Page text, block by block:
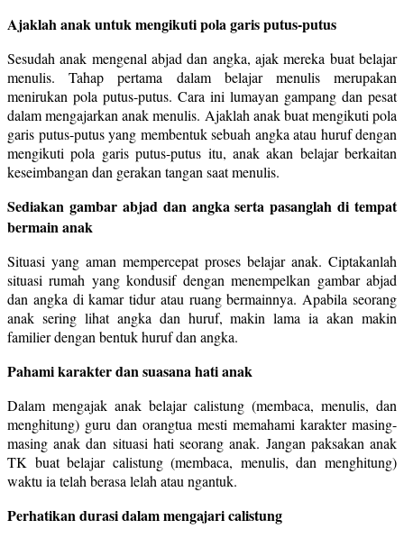
Ajaklah anak untuk mengikuti pola garis putus-putus
Sesudah anak mengenal abjad dan angka, ajak mereka buat belajar
menulis. Tahap pertama dalam belajar menulis merupakan
menirukan pola putus-putus. Cara ini lumayan gampang dan pesat
dalam mengajarkan anak menulis. Ajaklah anak buat mengikuti pola
garis putus-putus yang membentuk sebuah angka atau huruf dengan
mengikuti pola garis putus-putus itu, anak akan belajar berkaitan
keseimbangan dan gerakan tangan saat menulis.
Sediakan gambar abjad dan angka serta pasanglah di tempat
bermain anak
Situasi yang aman mempercepat proses belajar anak. Ciptakanlah
situasi rumah yang kondusif dengan menempelkan gambar abjad
dan angka di kamar tidur atau ruang bermainnya. Apabila seorang
anak sering lihat angka dan huruf, makin lama ia akan makin
familier dengan bentuk huruf dan angka.
Pahami karakter dan suasana hati anak
Dalam mengajak anak belajar calistung (membaca, menulis, dan
menghitung) guru dan orangtua mesti memahami karakter masing-
masing anak dan situasi hati seorang anak. Jangan paksakan anak
TK buat belajar calistung (membaca, menulis, dan menghitung)
waktu ia telah berasa lelah atau ngantuk.
Perhatikan durasi dalam mengajari calistung